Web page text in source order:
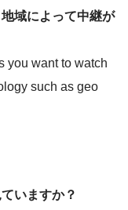
域によって中継が
you want to watch
such as geo
いますか？